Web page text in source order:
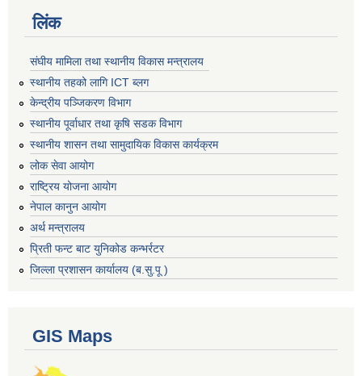
लिंक
संघीय मामिला तथा स्थानीय विकास मन्त्रालय
स्थानीय तहको लागि ICT ब्लग
केन्द्रीय पञ्जिकरण विभाग
स्थानीय पूर्वाधार तथा कृषि सडक विभाग
स्थानीय शासन तथा सामुदायिक विकास कार्यक्रम
लोक सेवा आयोग
राष्ट्रिय योजना आयोग
नेपाल कानुन आयोग
अर्थ मन्त्रालय
प्रिती फन्ट बाट युनिकोड कन्भर्रटर
जिल्ला प्रशासन कार्यालय (ब.सु.पू )
GIS Maps